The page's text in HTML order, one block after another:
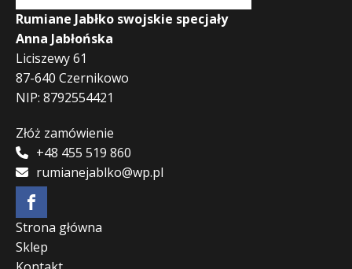
Rumiane Jabłko swojskie specjały
Anna Jabłońska
Liciszewy 61
87-640 Czernikowo
NIP: 8792554421
Złóż zamówienie
+48 455 519 860
rumianejablko@wp.pl
Strona główna
Sklep